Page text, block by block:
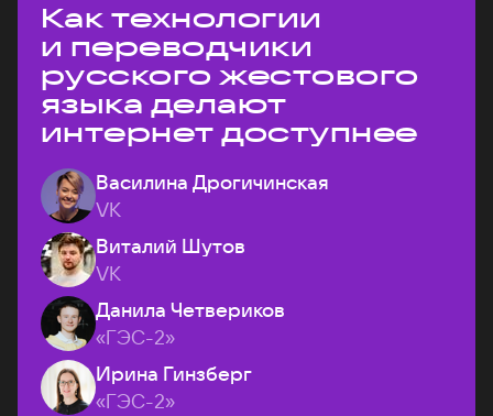
Как технологии
и переводчики
русского жестового
языка делают
интернет доступнее
Василина Дрогичинская
VK
Виталий Шутов
VK
Данила Четвериков
«ГЭС-2»
Ирина Гинзберг
«ГЭС-2»